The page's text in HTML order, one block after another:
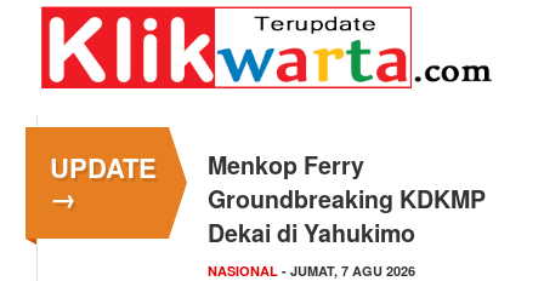
UPDATE
→
Menkop Ferry
Groundbreaking KDKMP
Dekai di Yahukimo
NASIONAL - JUMAT, 7 AGU 2026